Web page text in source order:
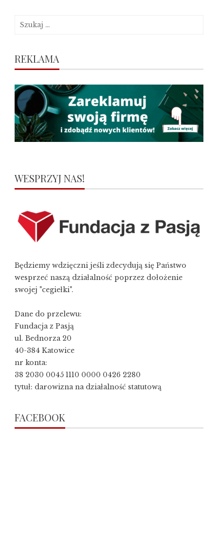
Szukaj:
REKLAMA
WESPRZYJ NAS!
Będziemy wdzięczni jeśli zdecydują się Państwo
wesprzeć naszą działalność poprzez dołożenie
swojej "cegiełki".
Dane do przelewu:
Fundacja z Pasją
ul. Bednorza 20
40-384 Katowice
nr konta:
38 2030 0045 1110 0000 0426 2280
tytuł: darowizna na działalność statutową
FACEBOOK